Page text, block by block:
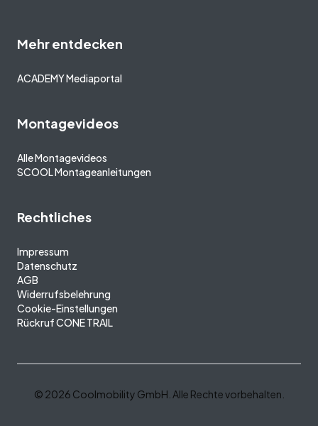
Mehr entdecken
ACADEMY Mediaportal
Montagevideos
Alle Montagevideos
SCOOL Montageanleitungen
Rechtliches
Impressum
Datenschutz
AGB
Widerrufsbelehrung
Cookie-Einstellungen
Rückruf CONE TRAIL
© 2026 Coolmobility GmbH. Alle Rechte vorbehalten.